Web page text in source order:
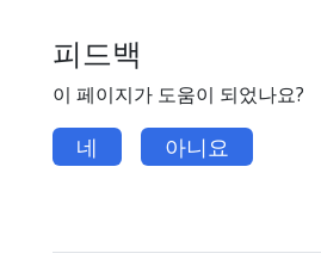
피드백
이 페이지가 도움이 되었나요?
네 아니요